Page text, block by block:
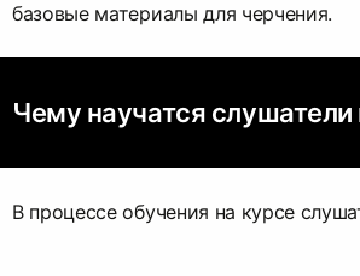
базовые материалы для черчения.
Чему научатся слушатели
В процессе обучения на курсе